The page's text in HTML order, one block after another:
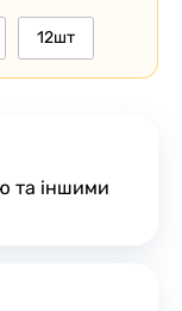
12шт
та іншими